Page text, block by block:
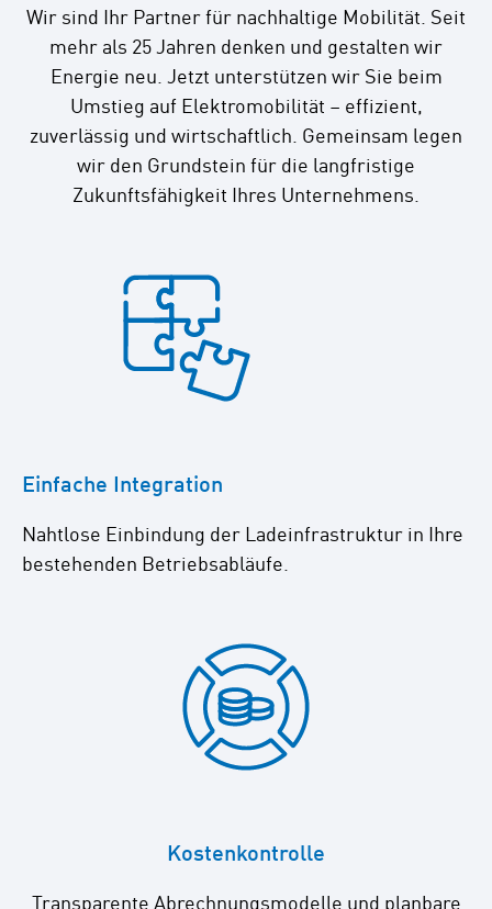
Wir sind Ihr Partner für nachhaltige Mobilität. Seit
mehr als 25 Jahren denken und gestalten wir
Energie neu. Jetzt unterstützen wir Sie beim
Umstieg auf Elektromobilität – effizient,
zuverlässig und wirtschaftlich. Gemeinsam legen
wir den Grundstein für die langfristige
Zukunftsfähigkeit Ihres Unternehmens.
Einfache Integration
Nahtlose Einbindung der Ladeinfrastruktur in Ihre
bestehenden Betriebsabläufe.
Kostenkontrolle
Transparente Abrechnungsmodelle und planbare